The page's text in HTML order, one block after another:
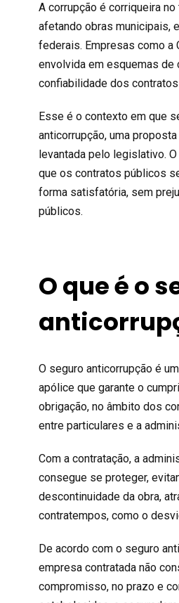
A corrupção é corriqueira
afetando obras municipais,
federais. Empresas como a
envolvida em esquemas de
confiabilidade dos
Esse é o contexto em que
anticorrupção, uma
levantada pelo legislativo.
que os contratos públicos
forma satisfatória, sem
públicos.
O que é o
O seguro anticorrupção é
apólice que garante o
obrigação, no âmbito dos
entre particulares e a
Com a contratação, a
consegue se proteger,
descontinuidade da obra,
contratempos, como o
De acordo com o seguro
empresa contratada não
compromisso, no prazo e